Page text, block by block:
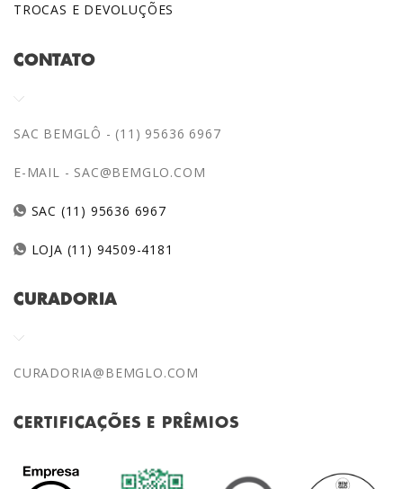
TROCAS E DEVOLUÇÕES
CONTATO
SAC BEMGLÔ - (11) 95636 6967
E-MAIL - SAC@BEMGLO.COM
SAC (11) 95636 6967
LOJA (11) 94509-4181
CURADORIA
CURADORIA@BEMGLO.COM
CERTIFICAÇÕES E PRÊMIOS